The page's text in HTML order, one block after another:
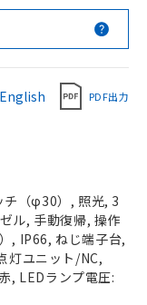
English PDF出力
チ（φ30）, 照光, 3
ル, 手動復帰, 操作
, IP66, ねじ端子台,
灯ユニット/NC,
, LEDランプ電圧: